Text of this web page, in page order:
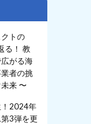
トの
る！ 教
がる海
者の挑
来 〜
！2024年
3弾を更